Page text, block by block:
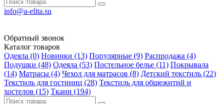
info@a-elita.su
Обратный звонок
Каталог товаров
Одеяла (0) Новинки (13) Популярные (9) Распродажа (4)
Подушки (48) Одеяла (53) Постельное белье (11) Покрывала
(14) Матрасы (4) Чехол для матрасов (8) Детский текстиль (22)
Текстиль для гостиниц (28) Текстиль для общежитий и
хостелов (15) Ткани (194)